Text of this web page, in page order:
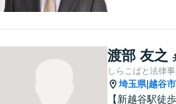
渡部 友之
しらこばと法律
埼玉県|越谷市
【新越谷駅徒